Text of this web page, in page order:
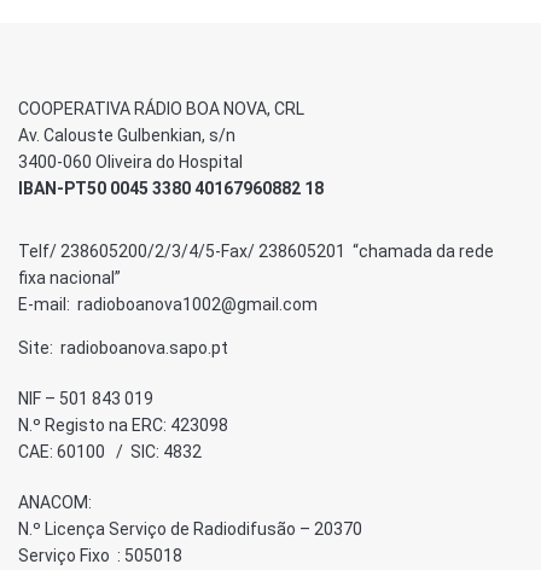
COOPERATIVA RÁDIO BOA NOVA, CRL
Av. Calouste Gulbenkian, s/n
3400-060 Oliveira do Hospital
IBAN-PT50 0045 3380 40167960882 18
Telf/ 238605200/2/3/4/5-Fax/ 238605201 “chamada da rede
fixa nacional”
E-mail: radioboanova1002@gmail.com
Site: radioboanova.sapo.pt
NIF – 501 843 019
N.º Registo na ERC: 423098
CAE: 60100 / SIC: 4832
ANACOM:
N.º Licença Serviço de Radiodifusão – 20370
Serviço Fixo : 505018